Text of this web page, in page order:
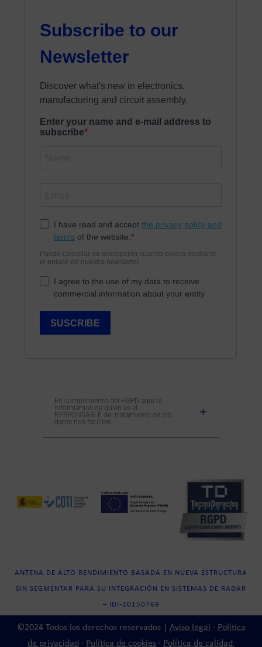
En cumplimiento del RGPD aquí te
informamos de quien es el
RESPONSABLE del tratamiento de los
datos nos facilites
ANTENA DE ALTO RENDIMIENTO BASADA EN NUEVA ESTRUCTURA
SIN SEGMENTAR PARA SU INTEGRACIÓN EN SISTEMAS DE RADAR
– IDI-20150769
©2024 Todos los derechos reservados | Aviso legal · Política
de privacidad · Política de cookies· Política de calidad